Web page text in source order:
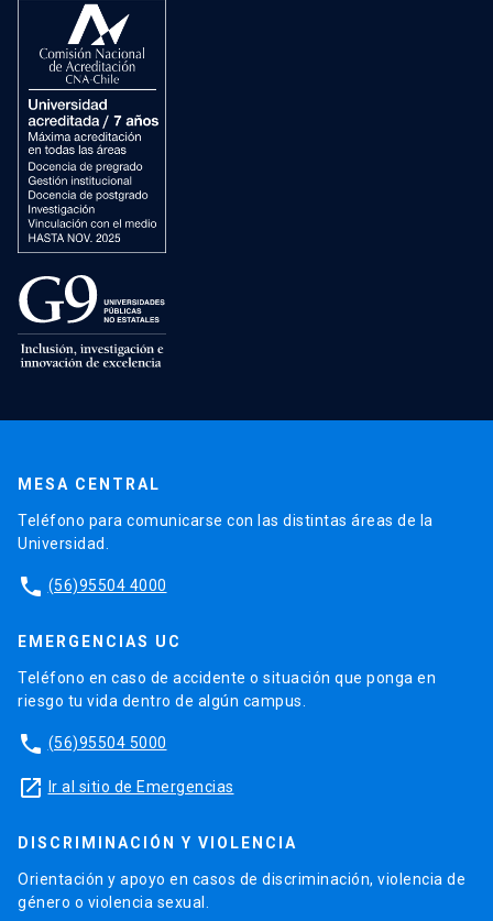
MESA CENTRAL
Teléfono para comunicarse con las distintas áreas de la
Universidad.
phone (56)95504 4000
EMERGENCIAS UC
Teléfono en caso de accidente o situación que ponga en
riesgo tu vida dentro de algún campus.
phone (56)95504 5000
launch Ir al sitio de Emergencias
DISCRIMINACIÓN Y VIOLENCIA
Orientación y apoyo en casos de discriminación, violencia de
género o violencia sexual.